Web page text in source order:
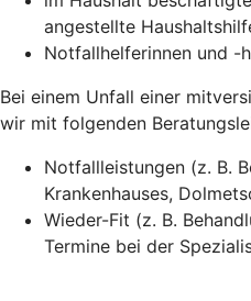
angestellte
Notfallhelferinnen und -
Bei einem Unfall einer
wir mit folgenden
Notfallleistungen (z. B.
Krankenhauses,
Wieder-Fit (z. B.
Termine bei der